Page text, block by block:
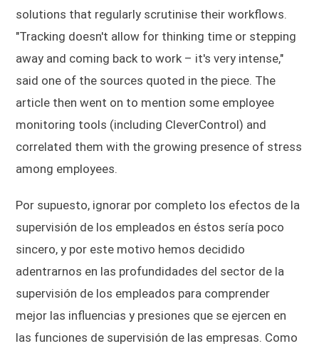
solutions that regularly scrutinise their workflows.
"Tracking doesn't allow for thinking time or stepping
away and coming back to work – it's very intense,"
said one of the sources quoted in the piece. The
article then went on to mention some employee
monitoring tools (including CleverControl) and
correlated them with the growing presence of stress
among employees.
Por supuesto, ignorar por completo los efectos de la
supervisión de los empleados en éstos sería poco
sincero, y por este motivo hemos decidido
adentrarnos en las profundidades del sector de la
supervisión de los empleados para comprender
mejor las influencias y presiones que se ejercen en
las funciones de supervisión de las empresas. Como